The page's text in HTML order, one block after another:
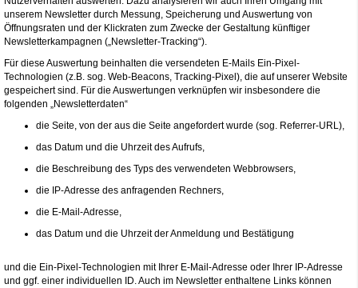
unserem Newsletter durch Messung, Speicherung und Auswertung von
Öffnungsraten und der Klickraten zum Zwecke der Gestaltung künftiger
Newsletterkampagnen („Newsletter-Tracking“).
Für diese Auswertung beinhalten die versendeten E-Mails Ein-Pixel-
Technologien (z.B. sog. Web-Beacons, Tracking-Pixel), die auf unserer Website
gespeichert sind. Für die Auswertungen verknüpfen wir insbesondere die
folgenden „Newsletterdaten“
die Seite, von der aus die Seite angefordert wurde (sog. Referrer-URL),
das Datum und die Uhrzeit des Aufrufs,
die Beschreibung des Typs des verwendeten Webbrowsers,
die IP-Adresse des anfragenden Rechners,
die E-Mail-Adresse,
das Datum und die Uhrzeit der Anmeldung und Bestätigung
und die Ein-Pixel-Technologien mit Ihrer E-Mail-Adresse oder Ihrer IP-Adresse
und ggf. einer individuellen ID. Auch im Newsletter enthaltene Links können